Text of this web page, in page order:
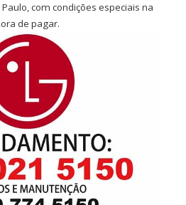
com condições especiais na
de pagar.